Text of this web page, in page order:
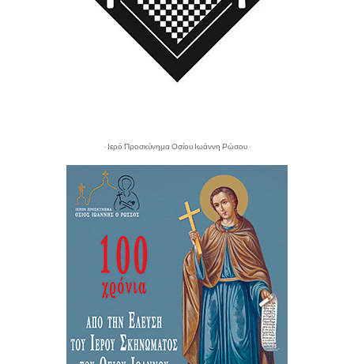
- Ιερό Προσκύνημα Οσίου Ιωάννη Ρώσου -